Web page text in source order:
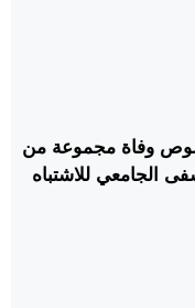
وفاة مجموعة من
الجامعي للاشتباه